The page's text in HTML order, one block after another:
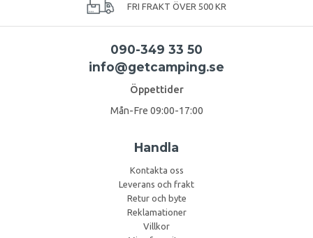
FRI FRAKT ÖVER 500 KR
090-349 33 50
info@getcamping.se
Öppettider
Mån-Fre 09:00-17:00
Handla
Kontakta oss
Leverans och frakt
Retur och byte
Reklamationer
Villkor